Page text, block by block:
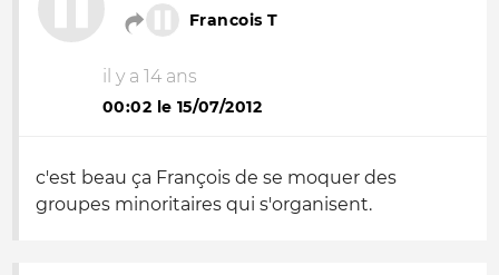
Francois T
il y a 14 ans
00:02 le 15/07/2012
c'est beau ça François de se moquer des
groupes minoritaires qui s'organisent.